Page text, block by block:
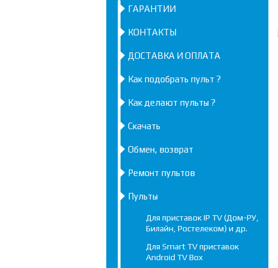
ГАРАНТИИ
КОНТАКТЫ
ДОСТАВКА И ОПЛАТА
Как подобрать пульт ?
Как делают пульты ?
Скачать
Обмен, возврат
Ремонт пультов
Пульты
Для приставок IP TV (Дом-РУ,
Билайн, Ростелеком) и др.
Для Smart TV приставок
Android TV Box